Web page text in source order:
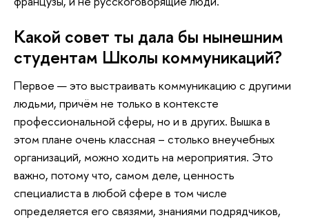
Какой совет ты дала бы нынешним
студентам Школы коммуникаций?
Первое — это выстраивать коммуникацию с другими
людьми, причём не только в контексте
профессиональной сферы, но и в других. Вышка в
этом плане очень классная – столько внеучебных
организаций, можно ходить на мероприятия. Это
важно, потому что, самом деле, ценность
специалиста в любой сфере в том числе
определяется его связями, знаниями подрядчиков,